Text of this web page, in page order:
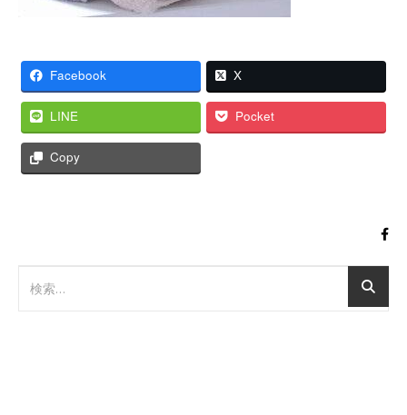
Facebook X
LINE Pocket
Copy